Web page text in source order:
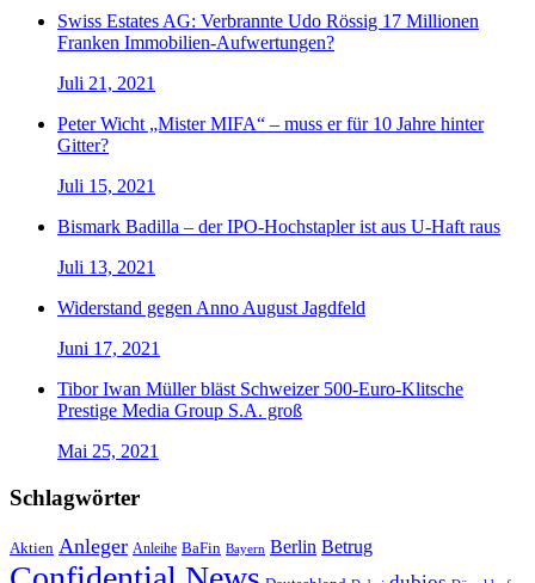
Swiss Estates AG: Verbrannte Udo Rössig 17 Millionen
Franken Immobilien-Aufwertungen?
Juli 21, 2021
Peter Wicht „Mister MIFA“ – muss er für 10 Jahre hinter
Gitter?
Juli 15, 2021
Bismark Badilla – der IPO-Hochstapler ist aus U-Haft raus
Juli 13, 2021
Widerstand gegen Anno August Jagdfeld
Juni 17, 2021
Tibor Iwan Müller bläst Schweizer 500-Euro-Klitsche
Prestige Media Group S.A. groß
Mai 25, 2021
Schlagwörter
Aktien Anleger Anleihe BaFin Bayern Berlin Betrug